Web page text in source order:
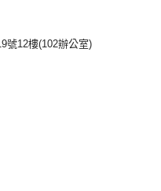
號12樓(102辦公室)